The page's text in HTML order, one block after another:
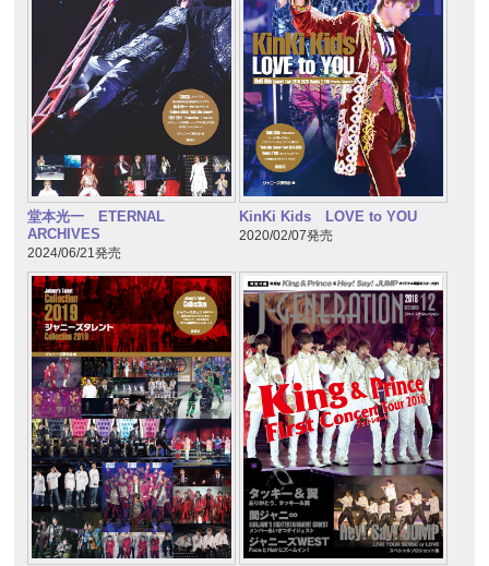
堂本光一 ETERNAL
ARCHIVES
2024/06/21発売
KinKi Kids LOVE to YOU
2020/02/07発売